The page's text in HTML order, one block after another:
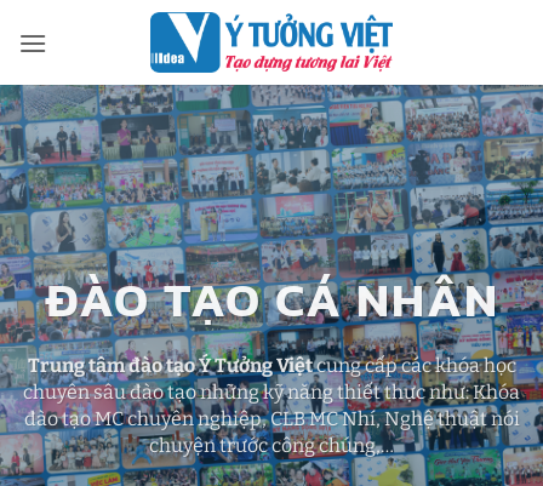
qua
dung
ĐÀO TẠO CÁ NHÂN
Trung tâm đào tạo Ý Tưởng Việtcung cấp các khóa học
chuyên sâu đào tạo những kỹ năng thiết thực như: Khóa
đào tạo MC chuyên nghiệp, CLB MC Nhí, Nghệ thuật nói
chuyện trước công chúng,…